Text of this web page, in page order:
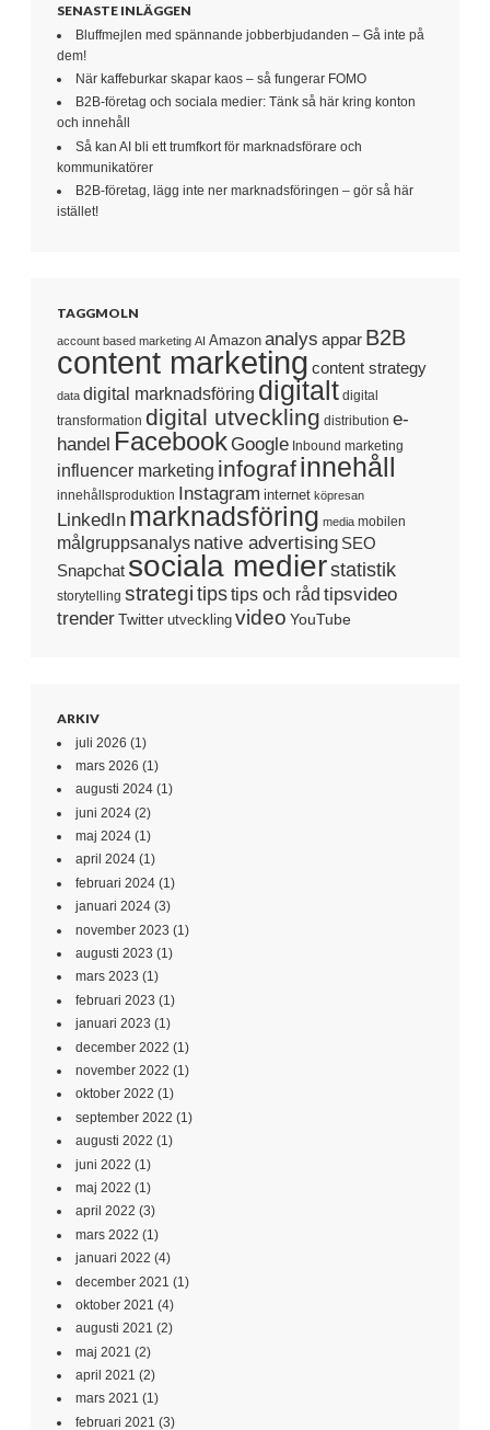
SENASTE INLÄGGEN
Bluffmejlen med spännande jobberbjudanden – Gå inte på
dem!
När kaffeburkar skapar kaos – så fungerar FOMO
B2B-företag och sociala medier: Tänk så här kring konton
och innehåll
Så kan AI bli ett trumfkort för marknadsförare och
kommunikatörer
B2B-företag, lägg inte ner marknadsföringen – gör så här
istället!
TAGGMOLN
account based marketing AI Amazon analys appar B2B
content marketing content strategy
data digital marknadsföring digitalt digital
transformation digital utveckling distribution e-
handel Facebook Google Inbound marketing
influencer marketing infografinnehåll
innehållsproduktion Instagram internet köpresan
LinkedIn marknadsföring media mobilen
målgruppsanalys native advertising SEO
Snapchat sociala medierstatistik
storytelling strategi tipstips och råd tipsvideo
trenderTwitter utveckling video YouTube
ARKIV
juli 2026 (1)
mars 2026 (1)
augusti 2024 (1)
juni 2024 (2)
maj 2024 (1)
april 2024 (1)
februari 2024 (1)
januari 2024 (3)
november 2023 (1)
augusti 2023 (1)
mars 2023 (1)
februari 2023 (1)
januari 2023 (1)
december 2022 (1)
november 2022 (1)
oktober 2022 (1)
september 2022 (1)
augusti 2022 (1)
juni 2022 (1)
maj 2022 (1)
april 2022 (3)
mars 2022 (1)
januari 2022 (4)
december 2021 (1)
oktober 2021 (4)
augusti 2021 (2)
maj 2021 (2)
april 2021 (2)
mars 2021 (1)
februari 2021 (3)